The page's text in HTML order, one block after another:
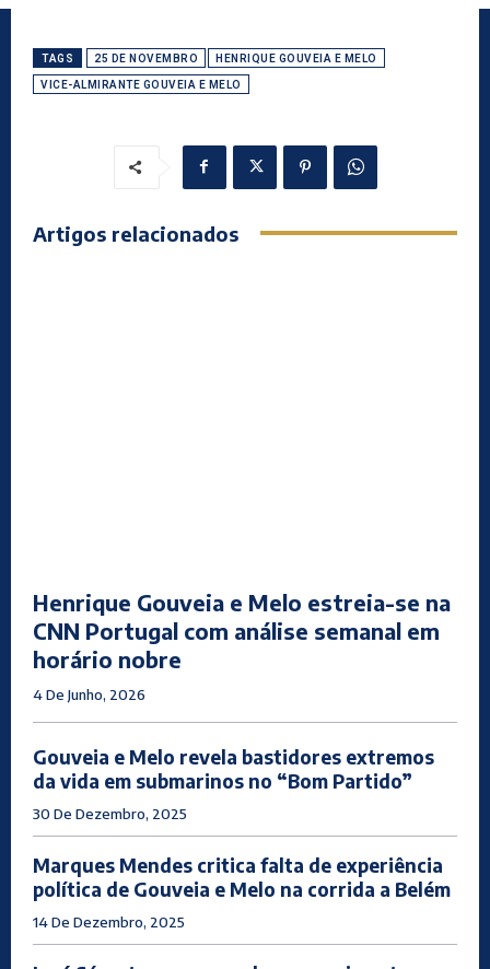
TAGS 25 DE NOVEMBRO HENRIQUE GOUVEIA E MELO
VICE-ALMIRANTE GOUVEIA E MELO
Artigos relacionados
Henrique Gouveia e Melo estreia-se na
CNN Portugal com análise semanal em
horário nobre
4 De Junho, 2026
Gouveia e Melo revela bastidores extremos
da vida em submarinos no “Bom Partido”
30 De Dezembro, 2025
Marques Mendes critica falta de experiência
política de Gouveia e Melo na corrida a Belém
14 De Dezembro, 2025